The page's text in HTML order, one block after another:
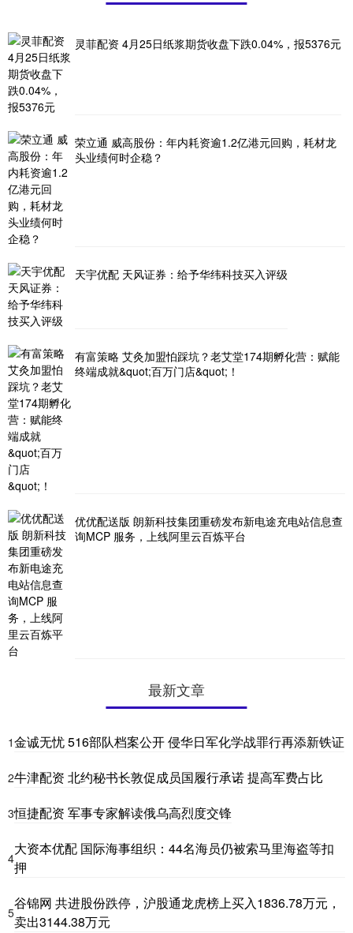
灵菲配资 4月25日纸浆期货收盘下跌0.04%，报5376元
荣立通 威高股份：年内耗资逾1.2亿港元回购，耗材龙
头业绩何时企稳？
天宇优配 天风证券：给予华纬科技买入评级
有富策略 艾灸加盟怕踩坑？老艾堂174期孵化营：赋能
终端成就&quot;百万门店&quot;！
优优配送版 朗新科技集团重磅发布新电途充电站信息查
询MCP 服务，上线阿里云百炼平台
最新文章
1金诚无忧 516部队档案公开 侵华日军化学战罪行再添新铁证
2牛津配资 北约秘书长敦促成员国履行承诺 提高军费占比
3恒捷配资 军事专家解读俄乌高烈度交锋
4
大资本优配 国际海事组织：44名海员仍被索马里海盗等扣
押
5
谷锦网 共进股份跌停，沪股通龙虎榜上买入1836.78万元，
卖出3144.38万元